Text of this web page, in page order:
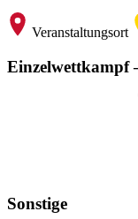
Veranstaltungsort
Einzelwettkampf
Sonstige